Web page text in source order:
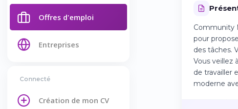
Offres d'emploi
Entreprises
Connecté
Création de mon CV
Community
pour
des tâches.
Vous veillez
de travailler
moderne